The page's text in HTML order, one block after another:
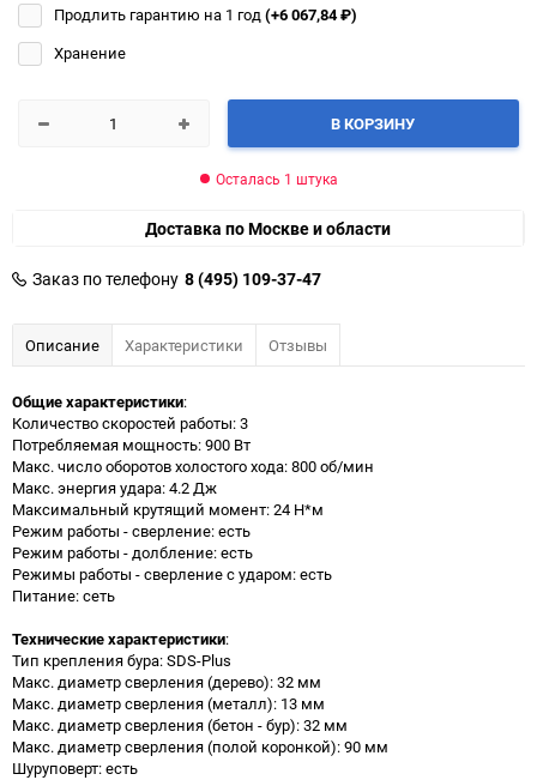
Продлить гарантию на 1 год(+6 067,84₽)
Хранение
В КОРЗИНУ
Осталась 1 штука
Доставка по Москве и области
Заказ по телефону 8 (495) 109-37-47
Описание Характеристики Отзывы
Общие характеристики:
Количество скоростей работы: 3
Потребляемая мощность: 900 Вт
Макс. число оборотов холостого хода: 800 об/мин
Макс. энергия удара: 4.2 Дж
Максимальный крутящий момент: 24 Н*м
Режим работы - сверление: есть
Режим работы - долбление: есть
Режимы работы - сверление с ударом: есть
Питание: сеть
Технические характеристики:
Тип крепления бура: SDS-Plus
Макс. диаметр сверления (дерево): 32 мм
Макс. диаметр сверления (металл): 13 мм
Макс. диаметр сверления (бетон - бур): 32 мм
Макс. диаметр сверления (полой коронкой): 90 мм
Шуруповерт: есть